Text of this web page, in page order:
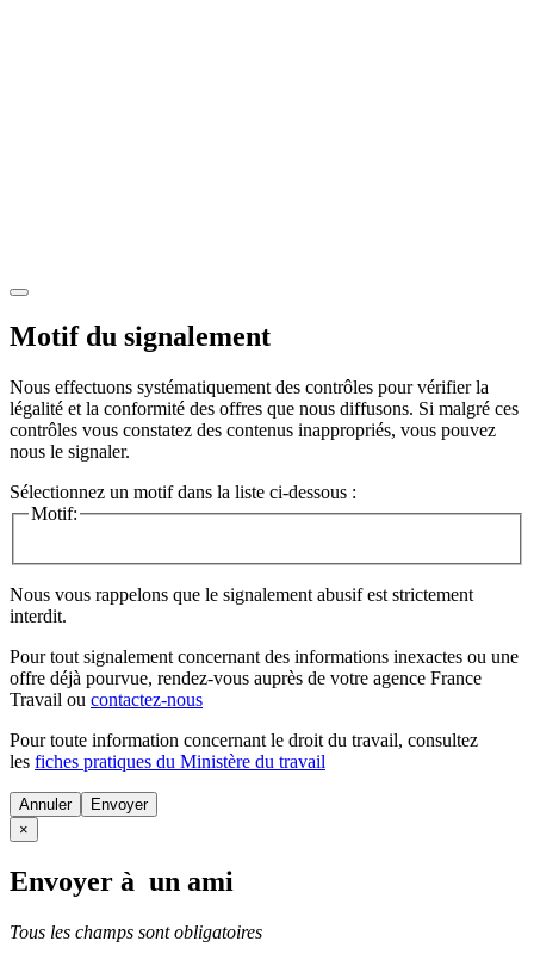
Motif du signalement
Nous effectuons systématiquement des contrôles pour vérifier la
légalité et la conformité des offres que nous diffusons. Si malgré ces
contrôles vous constatez des contenus inappropriés, vous pouvez
nous le signaler.
Sélectionnez un motif dans la liste ci-dessous :
Motif:
Nous vous rappelons que le signalement abusif est strictement
interdit.
Pour tout signalement concernant des informations inexactes ou une
offre déjà pourvue, rendez-vous auprès de votre agence France
Travail ou contactez-nous
Pour toute information concernant le droit du travail, consultez
les fiches pratiques du Ministère du travail
Annuler
×
Envoyer à un ami
Tous les champs sont obligatoires